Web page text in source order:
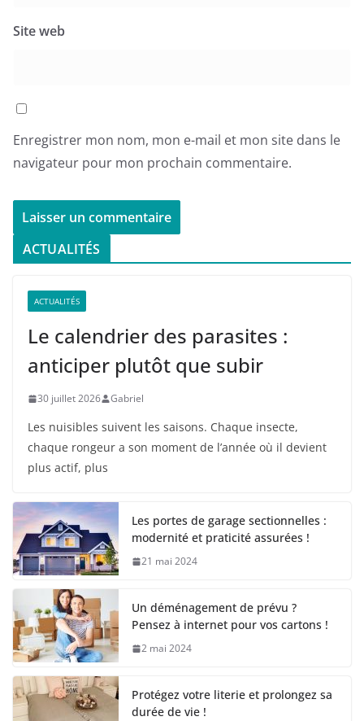
Site web
Enregistrer mon nom, mon e-mail et mon site dans le
navigateur pour mon prochain commentaire.
ACTUALITÉS
ACTUALITÉS
Le calendrier des parasites :
anticiper plutôt que subir
30 juillet 2026 Gabriel
Les nuisibles suivent les saisons. Chaque insecte,
chaque rongeur a son moment de l’année où il devient
plus actif, plus
Les portes de garage sectionnelles :
modernité et praticité assurées !
21 mai 2024
Un déménagement de prévu ?
Pensez à internet pour vos cartons !
2 mai 2024
Protégez votre literie et prolongez sa
durée de vie !